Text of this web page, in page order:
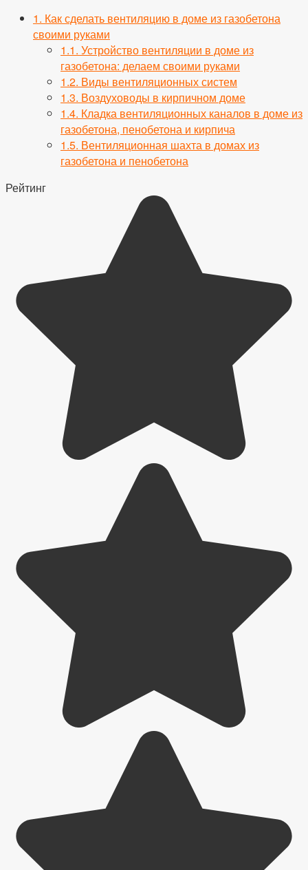
1. Как сделать вентиляцию в доме из газобетона
своими руками
1.1. Устройство вентиляции в доме из
газобетона: делаем своими руками
1.2. Виды вентиляционных систем
1.3. Воздуховоды в кирпичном доме
1.4. Кладка вентиляционных каналов в доме из
газобетона, пенобетона и кирпича
1.5. Вентиляционная шахта в домах из
газобетона и пенобетона
Рейтинг